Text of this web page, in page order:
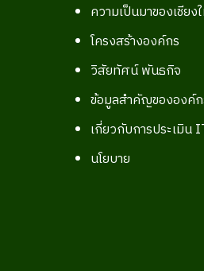
ความเป็นมาของเชีย
โครงสร้างองค์กร
วิสัยทัศน์ พันธกิจ
ข้อมูลสำคัญขององค์
เกี่ยวกับการประเมิน
นโยบาย